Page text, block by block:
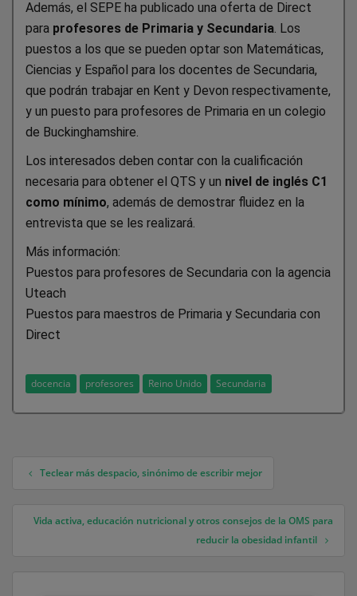
Además, el SEPE ha publicado una oferta de Direct
para profesores de Primaria y Secundaria . Los
puestos a los que se pueden optar son Matemáticas,
Ciencias y Español para los docentes de Secundaria,
que podrán trabajar en Kent y Devon respectivamente,
y un puesto para profesores de Primaria en un colegio
de Buckinghamshire.
Los interesados deben contar con la cualificación
necesaria para obtener el QTS y un nivel de inglés C1
como mínimo, además de demostrar fluidez en la
entrevista que se les realizará.
Más información:
Puestos para profesores de Secundaria con la agencia
Uteach
Puestos para maestros de Primaria y Secundaria con
Direct
docencia profesores Reino Unido Secundaria
Navegación de entradas
Teclear más despacio, sinónimo de escribir mejor
Vida activa, educación nutricional y otros consejos de la OMS para
reducir la obesidad infantil